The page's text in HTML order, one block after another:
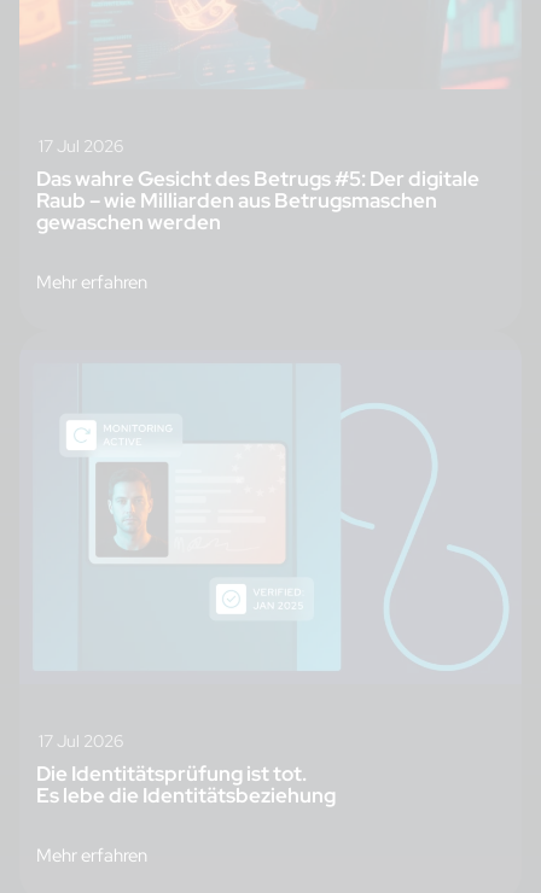
17 Jul 2026
Das wahre Gesicht des Betrugs #5: Der digitale
Raub – wie Milliarden aus Betrugsmaschen
gewaschen werden
Mehr erfahren
17 Jul 2026
Die Identitätsprüfung ist tot.
Es lebe die Identitätsbeziehung
Mehr erfahren